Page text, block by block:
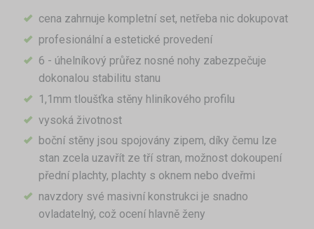
cena zahrnuje kompletní set, netřeba nic dokupovat
profesionální a estetické provedení
6 - úhelníkový průřez nosné nohy zabezpečuje
dokonalou stabilitu stanu
1,1mm tloušťka stěny hliníkového profilu
vysoká životnost
boční stěny jsou spojovány zipem, díky čemu lze
stan zcela uzavřít ze tří stran, možnost dokoupení
přední plachty, plachty s oknem nebo dveřmi
navzdory své masivní konstrukci je snadno
ovladatelný, což ocení hlavně ženy